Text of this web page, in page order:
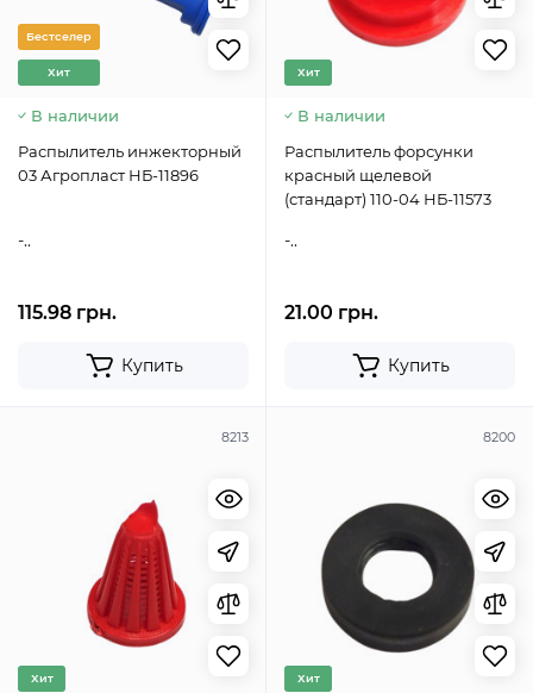
Бестселер
Хит
В наличии
Распылитель инжекторный
03 Агропласт НБ-11896
-..
115.98 грн.
Купить
Хит
В наличии
Распылитель форсунки
красный щелевой
(стандарт) 110-04 НБ-11573
-..
21.00 грн.
Купить
8213
Хит
8200
Хит